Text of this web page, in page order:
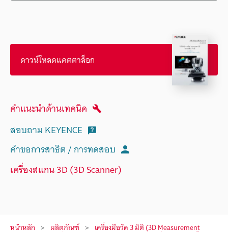
ดาวน์โหลดแคตตาล็อก
คำแนะนำด้านเทคนิค
สอบถาม KEYENCE
คำขอการสาธิต / การทดสอบ
เครื่องสแกน 3D (3D Scanner)
หน้าหลัก ผลิตภัณฑ์ เครื่องมือวัด 3 มิติ (3D Measurement